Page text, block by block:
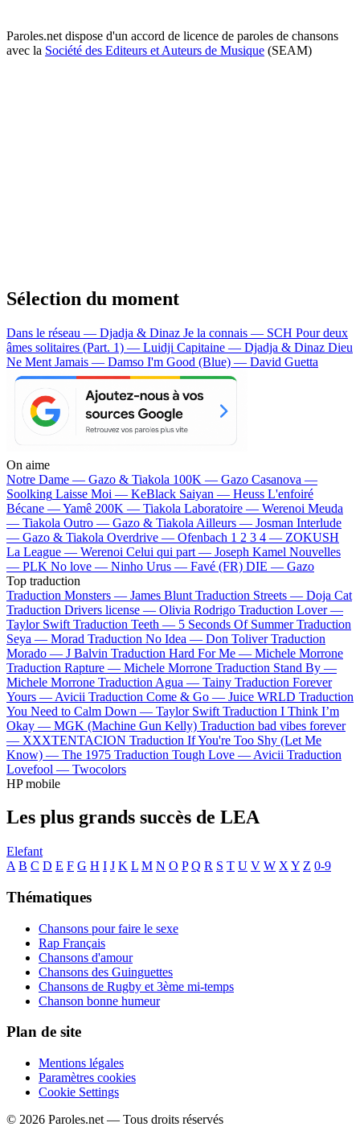
Paroles.net dispose d'un accord de licence de paroles de chansons
avec la Société des Editeurs et Auteurs de Musique (SEAM)
Sélection du moment
Dans le réseau — Djadja & Dinaz Je la connais — SCH Pour deux
âmes solitaires (Part. 1) — Luidji Capitaine — Djadja & Dinaz Dieu
Ne Ment Jamais — Damso I'm Good (Blue) — David Guetta
On aime
Notre Dame — Gazo & Tiakola 100K — Gazo Casanova —
Soolking Laisse Moi — KeBlack Saiyan — Heuss L'enfoiré
Bécane —Yamê 200K — Tiakola Laboratoire — Werenoi Meuda
— Tiakola Outro — Gazo & Tiakola Ailleurs — Josman Interlude
— Gazo & Tiakola Overdrive — Ofenbach 1 2 3 4 — ZOKUSH
La League — Werenoi Celui qui part — Joseph Kamel Nouvelles
— PLK No love — Ninho Urus — Favé (FR) DIE — Gazo
Top traduction
Traduction Monsters — James Blunt Traduction Streets — Doja Cat
Traduction Drivers license — Olivia Rodrigo Traduction Lover —
Taylor Swift Traduction Teeth — 5 Seconds Of Summer Traduction
Seya — Morad Traduction No Idea — Don Toliver Traduction
Morado — J Balvin Traduction Hard For Me — Michele Morrone
Traduction Rapture — Michele Morrone Traduction Stand By —
Michele Morrone Traduction Agua — Tainy Traduction Forever
Yours — Avicii Traduction Come & Go — Juice WRLD Traduction
You Need to Calm Down — Taylor Swift Traduction I Think I’m
Okay — MGK (Machine Gun Kelly) Traduction bad vibes forever
— XXXTENTACION Traduction If You're Too Shy (Let Me
Know) — The 1975 Traduction Tough Love — Avicii Traduction
Lovefool — Twocolors
HP mobile
Les plus grands succès de LEA
Elefant
A B C D E F G H I J K L M N O P Q R S T U V W X Y Z 0-9
Thématiques
Chansons pour faire le sexe
Rap Français
Chansons d'amour
Chansons des Guinguettes
Chansons de Rugby et 3ème mi-temps
Chanson bonne humeur
Plan de site
Mentions légales
Paramètres cookies
Cookie Settings
© 2026 Paroles.net — Tous droits réservés